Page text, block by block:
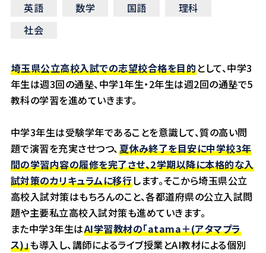
英語
数学 国語
理科
社会
埼玉県公立高校入試での志望校合格を目的として、中学3
年生は週3回の通塾、中学1年生・2年生は週2回の通塾で5
教科の学習を進めていきます。
中学3年生は受験学年であることを意識して、質の高い問
題で演習を充実させつつ、夏休み終了を目安に中学校3年
間の学習内容の履修を完了させ、2学期以降に本格的な入
試対策のカリキュラムに移行します。そこから埼玉県公立
高校入試対策はもちろんのこと、各都道府県の公立入試問
題や主要私立高校入試対策も進めていきます。
また中学3年生はAI学習教材の「atama＋(アタマプラ
ス)」も導入し、講師によるライブ授業とAI教材による個別